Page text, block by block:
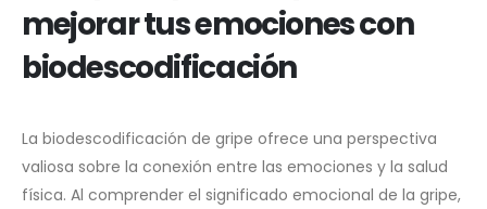
mejorar tus emociones con
biodescodificación
La biodescodificación de gripe ofrece una perspectiva
valiosa sobre la conexión entre las emociones y la salud
física. Al comprender el significado emocional de la gripe,